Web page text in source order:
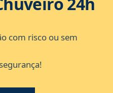
com risco ou sem